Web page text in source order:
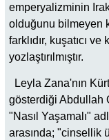
emperyalizminin
olduğunu bilmeyen
farklıdır, kuşatıcı
yozlaştırılmıştır.
Leyla Zana'nın
gösterdiği Abdullah
"Nasıl Yaşamalı"
arasında; "cinsellik